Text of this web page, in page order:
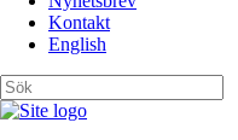
Kontakt
English